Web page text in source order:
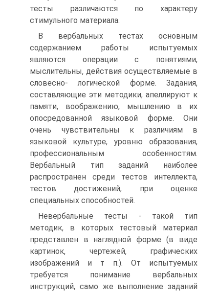
тесты различаются по характеру
стимульного материала.
В вербальных тестах основным
содержанием работы испытуемых
являются операции с понятиями,
мыслительны, действия осуществляемые в
словесно- логической форме. Задания,
составляющие эти методики, апеллируют к
памяти, воображению, мышлению в их
опосредованной языковой форме. Они
очень чувствительны к различиям в
языковой культуре, уровню образования,
профессиональным особенностям.
Вербальный тип заданий наиболее
распространен среди тестов интеллекта,
тестов достижений, при оценке
специальных способностей.
Невербальные тесты - такой тип
методик, в которых тестовый материал
представлен в наглядной форме (в виде
картинок, чертежей, графических
изображений и т п.). От испытуемых
требуется понимание вербальных
инструкций, само же выполнение заданий